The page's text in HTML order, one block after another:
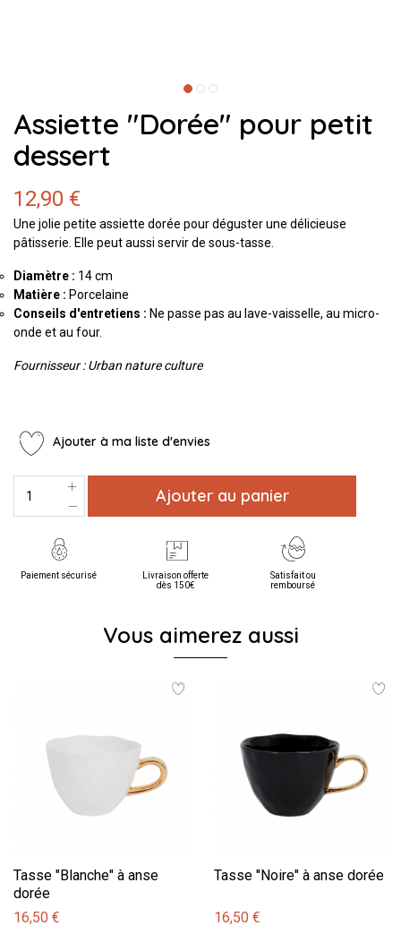
Assiette "Dorée" pour petit
dessert
12,90 €
Une jolie petite assiette dorée pour déguster une délicieuse
pâtisserie. Elle peut aussi servir de sous-tasse.
Diamètre : 14 cm
Matière : Porcelaine
Conseils d'entretiens : Ne passe pas au lave-vaisselle, au micro-
onde et au four.
Fournisseur : Urban nature culture
Ajouter à ma liste d'envies
Ajouter au panier
Paiement sécurisé
Livraison offerte
dès 150€
Satisfait ou
remboursé
Vous aimerez aussi
Tasse "Blanche" à anse
dorée
16,50 €
Tasse "Noire" à anse dorée
16,50 €